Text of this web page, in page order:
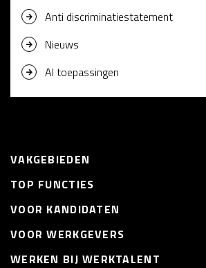
Anti discriminatiestatement
Nieuws
AI toepassingen
VAKGEBIEDEN
TOP FUNCTIES
VOOR KANDIDATEN
VOOR WERKGEVERS
WERKEN BIJ WERKTALENT